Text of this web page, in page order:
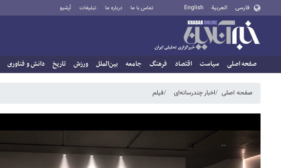
فارسی العربية English تماس با ما درباره ما تبلیغات آرشیو
صفحه اصلی سیاست اقتصاد فرهنگ جامعه بین‌الملل ورزش تاریخ دانش و فناوری
صفحه اصلی اخبار چندرسانه‌ای فیلم